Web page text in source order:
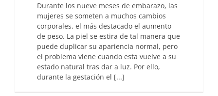
Durante los nueve meses de embarazo, las
mujeres se someten a muchos cambios
corporales, el más destacado el aumento
de peso. La piel se estira de tal manera que
puede duplicar su apariencia normal, pero
el problema viene cuando esta vuelve a su
estado natural tras dar a luz. Por ello,
durante la gestación el [...]